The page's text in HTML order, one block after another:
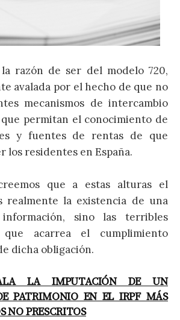
razón de ser del modelo 720,
avalada por el hecho de que no
mecanismos de intercambio
permitan el conocimiento de
y fuentes de rentas de que
los residentes en España.
que a estas alturas el
realmente la existencia de una
sino las terribles
que acarrea el cumplimiento
dicha obligación.
LA IMPUTACIÓN DE UN
PATRIMONIO EN EL IRPF MÁS
NO PRESCRITOS